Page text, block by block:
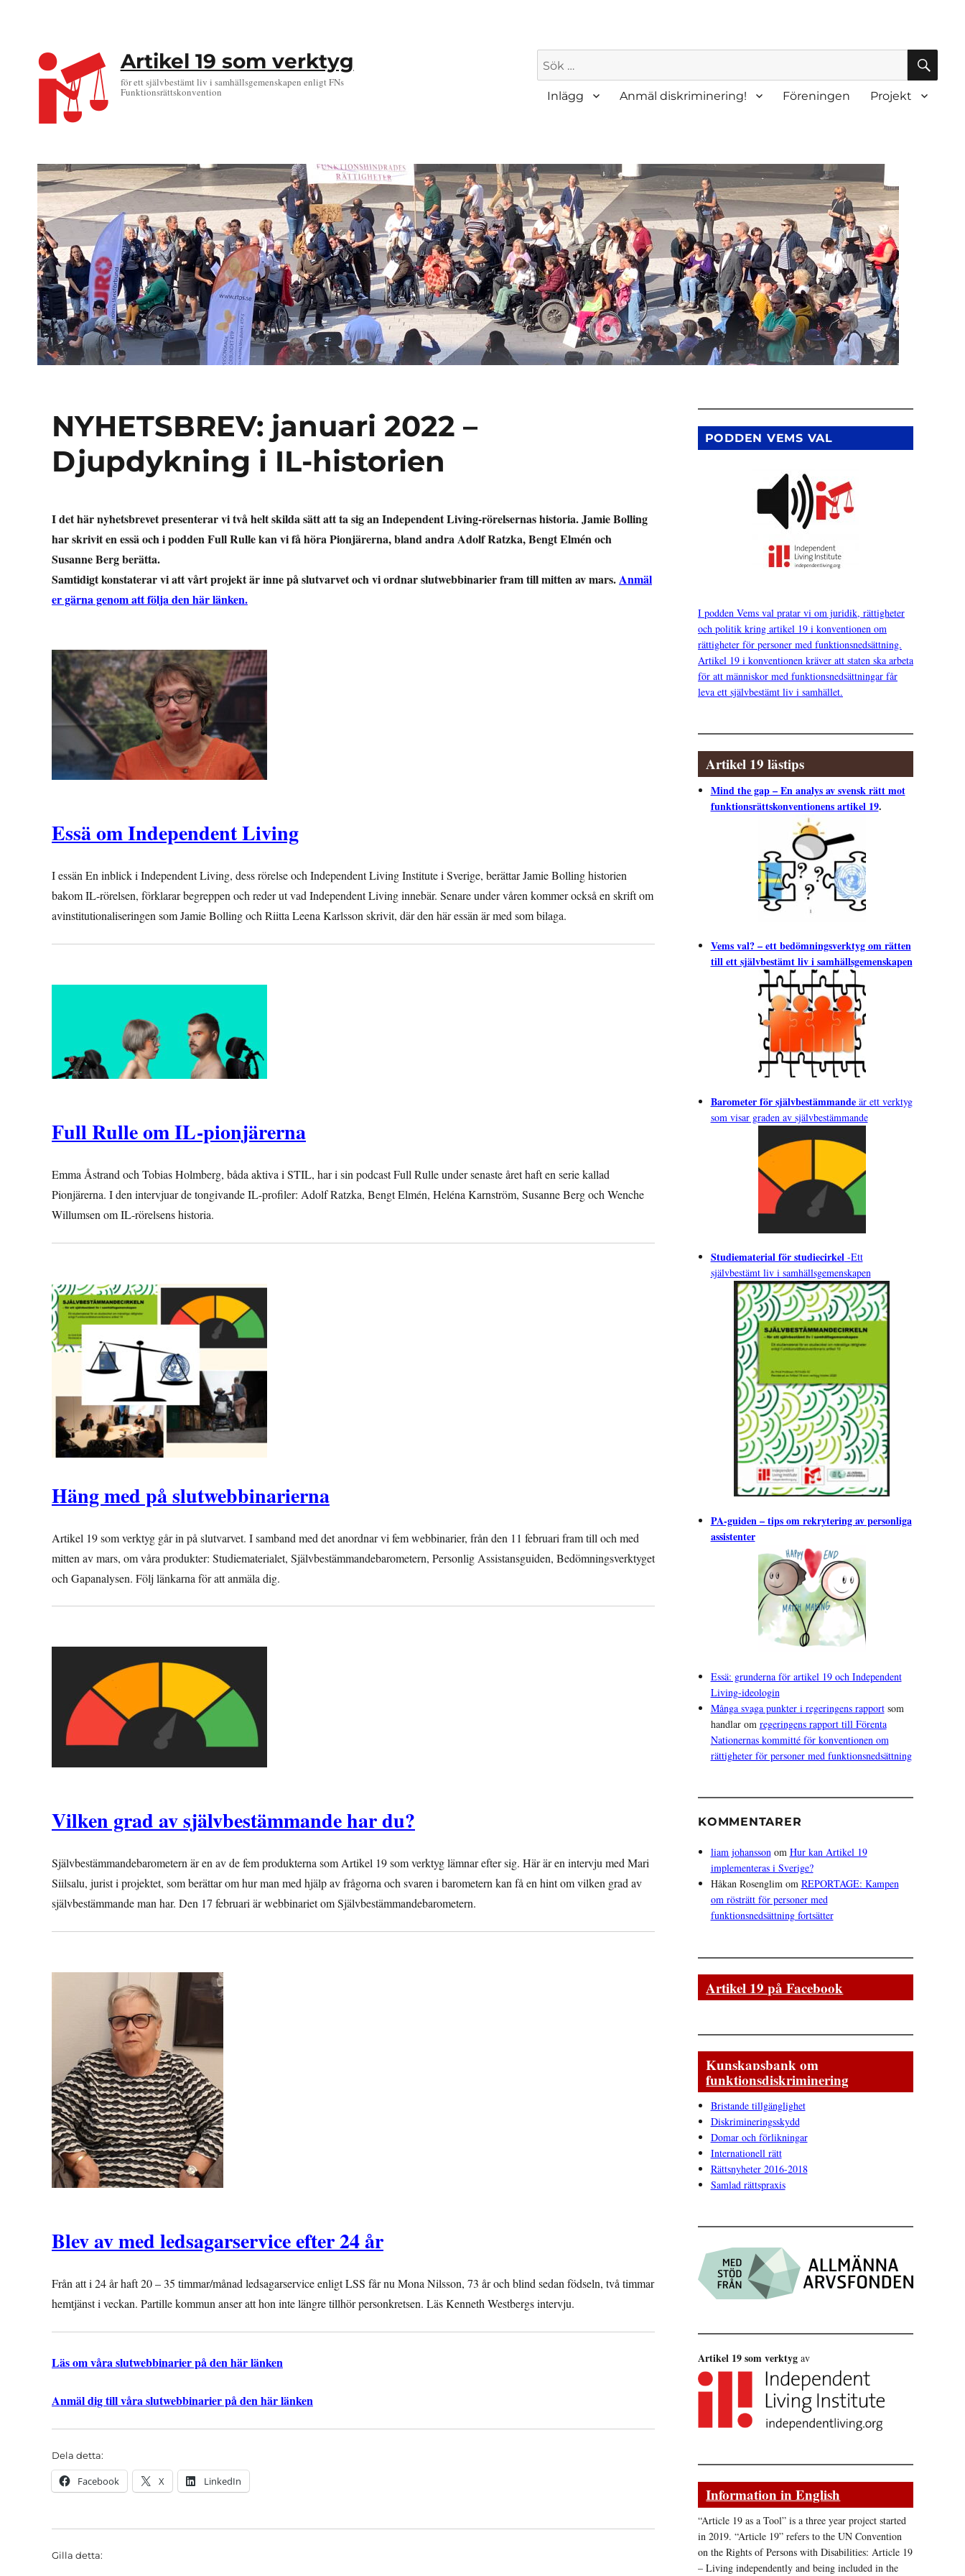
Artikel 19 som verktyg
för ett självbestämt liv i samhällsgemenskapen enligt FNs
Funktionsrättskonvention
Sök
efter:
SÖK
Inlägg Anmäl diskriminering! Föreningen Projekt
NYHETSBREV: januari 2022 –
Djupdykning i IL-historien
I det här nyhetsbrevet presenterar vi två helt skilda sätt att ta sig an Independent Living-rörelsernas historia. Jamie Bolling
har skrivit en essä och i podden Full Rulle kan vi få höra Pionjärerna, bland andra Adolf Ratzka, Bengt Elmén och
Susanne Berg berätta.
Samtidigt konstaterar vi att vårt projekt är inne på slutvarvet och vi ordnar slutwebbinarier fram till mitten av mars.Anmäl
er gärna genom att följa den här länken.
Essä om Independent Living
I essän En inblick i Independent Living, dess rörelse och Independent Living Institute i Sverige, berättar Jamie Bolling historien
bakom IL-rörelsen, förklarar begreppen och reder ut vad Independent Living innebär. Senare under våren kommer också en skrift om
avinstitutionaliseringen som Jamie Bolling och Riitta Leena Karlsson skrivit, där den här essän är med som bilaga.
Full Rulle om IL-pionjärerna
Emma Åstrand och Tobias Holmberg, båda aktiva i STIL, har i sin podcast Full Rulle under senaste året haft en serie kallad
Pionjärerna. I den intervjuar de tongivande IL-profiler: Adolf Ratzka, Bengt Elmén, Heléna Karnström, Susanne Berg och Wenche
Willumsen om IL-rörelsens historia.
Häng med på slutwebbinarierna
Artikel 19 som verktyg går in på slutvarvet. I samband med det anordnar vi fem webbinarier, från den 11 februari fram till och med
mitten av mars, om våra produkter: Studiematerialet, Självbestämmandebarometern, Personlig Assistansguiden, Bedömningsverktyget
och Gapanalysen. Följ länkarna för att anmäla dig.
Vilken grad av självbestämmande har du?
Självbestämmandebarometern är en av de fem produkterna som Artikel 19 som verktyg lämnar efter sig. Här är en intervju med Mari
Siilsalu, jurist i projektet, som berättar om hur man med hjälp av frågorna och svaren i barometern kan få en hint om vilken grad av
självbestämmande man har. Den 17 februari är webbinariet om Självbestämmandebarometern.
Blev av med ledsagarservice efter 24 år
Från att i 24 år haft 20 – 35 timmar/månad ledsagarservice enligt LSS får nu Mona Nilsson, 73 år och blind sedan födseln, två timmar
hemtjänst i veckan. Partille kommun anser att hon inte längre tillhör personkretsen. Läs Kenneth Westbergs intervju.
Läs om våra slutwebbinarier på den här länken
Anmäl dig till våra slutwebbinarier på den här länken
Dela detta:
Facebook X LinkedIn
Gilla detta:
PODDEN VEMS VAL
I podden Vems val pratar vi om juridik, rättigheter
och politik kring artikel 19 i konventionen om
rättigheter för personer med funktionsnedsättning.
Artikel 19 i konventionen kräver att staten ska arbeta
för att människor med funktionsnedsättningar får
leva ett självbestämt liv i samhället.
Artikel 19 lästips
Mind the gap – En analys av svensk rätt mot
funktionsrättskonventionens artikel 19.
Vems val? – ett bedömningsverktyg om rätten
till ett självbestämt liv i samhällsgemenskapen
Barometer för självbestämmandeär ett verktyg
som visar graden av självbestämmande
Studiematerial för studiecirkel-Ett
självbestämt liv i samhällsgemenskapen
PA-guiden – tips om rekrytering av personliga
assistenter
Essä: grunderna för artikel 19 och Independent
Living-ideologin
Många svaga punkter i regeringens rapportsom
handlar om regeringens rapport till Förenta
Nationernas kommitté för konventionen om
rättigheter för personer med funktionsnedsättning
KOMMENTARER
liam johanssonom Hur kan Artikel 19
implementeras i Sverige?
Håkan Rosenglimom REPORTAGE: Kampen
om rösträtt för personer med
funktionsnedsättning fortsätter
Artikel 19 på Facebook
Kunskapsbank om
funktionsdiskriminering
Bristande tillgänglighet
Diskrimineringsskydd
Domar och förlikningar
Internationell rätt
Rättsnyheter 2016-2018
Samlad rättspraxis
Artikel 19 som verktyg av
Information in English
“Article 19 as a Tool” is a three year project started
in 2019. “Article 19” refers to the UN Convention
on the Rights of Persons with Disabilities: Article 19
– Living independently and being included in the